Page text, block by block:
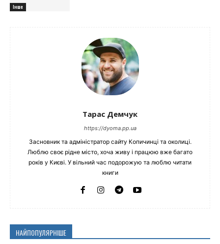
Інше
Тарас Демчук
https://dyoma.pp.ua
Засновник та адміністратор сайту Копичинці та околиці.
Люблю своє рідне місто, хоча живу і працюю вже багато
років у Києві. У вільний час подорожую та люблю читати
книги
НАЙПОПУЛЯРНІШЕ